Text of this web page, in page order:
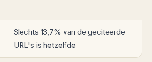
Slechts13,7% van de geciteerde
URL's is hetzelfde